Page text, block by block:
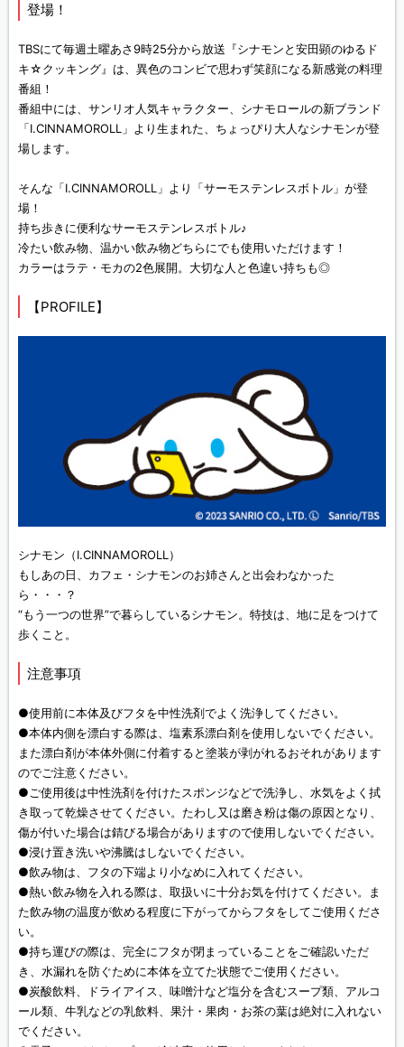
登場！
TBSにて毎週土曜あさ9時25分から放送『シナモンと安田顕のゆるド
キ☆クッキング』は、異色のコンビで思わず笑顔になる新感覚の料理
番組！
番組中には、サンリオ人気キャラクター、シナモロールの新ブランド
「I.CINNAMOROLL」より生まれた、ちょっぴり大人なシナモンが登
場します。
そんな「I.CINNAMOROLL」より「サーモステンレスボトル」が登
場！
持ち歩きに便利なサーモステンレスボトル♪
冷たい飲み物、温かい飲み物どちらにでも使用いただけます！
カラーはラテ・モカの2色展開。大切な人と色違い持ちも◎
【PROFILE】
シナモン（I.CINNAMOROLL）
もしあの日、カフェ・シナモンのお姉さんと出会わなかった
ら・・・？
“もう一つの世界”で暮らしているシナモン。特技は、地に足をつけて
歩くこと。
注意事項
●使用前に本体及びフタを中性洗剤でよく洗浄してください。
●本体内側を漂白する際は、塩素系漂白剤を使用しないでください。
また漂白剤が本体外側に付着すると塗装が剥がれるおそれがあります
のでご注意ください。
●ご使用後は中性洗剤を付けたスポンジなどで洗浄し、水気をよく拭
き取って乾燥させてください。たわし又は磨き粉は傷の原因となり、
傷が付いた場合は錆びる場合がありますので使用しないでください。
●浸け置き洗いや沸騰はしないでください。
●飲み物は、フタの下端より小なめに入れてください。
●熱い飲み物を入れる際は、取扱いに十分お気を付けてください。ま
た飲み物の温度が飲める程度に下がってからフタをしてご使用くださ
い。
●持ち運びの際は、完全にフタが閉まっていることをご確認いただ
き、水漏れを防ぐために本体を立てた状態でご使用ください。
●炭酸飲料、ドライアイス、味噌汁など塩分を含むスープ類、アルコ
ール類、牛乳などの乳飲料、果汁・果肉・お茶の葉は絶対に入れない
でください。